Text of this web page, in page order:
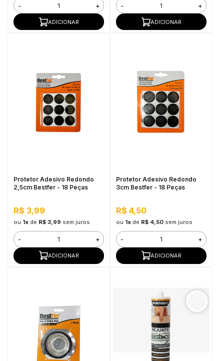
- +
ADICIONAR
- +
ADICIONAR
Protetor Adesivo Redondo
2,5cm Bestfer - 18 Peças
R$ 3,99
ou 1xde R$ 3,99 sem juros
- +
ADICIONAR
Protetor Adesivo Redondo
3cm Bestfer - 18 Peças
R$ 4,50
ou 1xde R$ 4,50 sem juros
- +
ADICIONAR